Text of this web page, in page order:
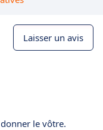
Laisser un avis
le vôtre.